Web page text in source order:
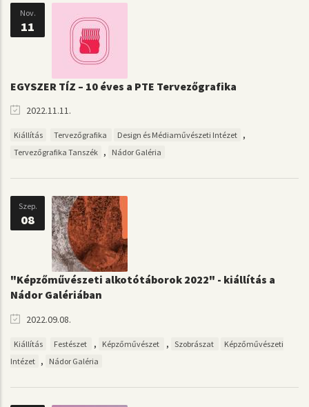
Nov.
11
EGYSZER TÍZ – 10 éves a PTE Tervezőgrafika
2022.11.11.
Kiállítás Tervezőgrafika Design és Médiaművészeti Intézet ,
Tervezőgrafika Tanszék , Nádor Galéria
Szep.
08
"Képzőművészeti alkotótáborok 2022" - kiállítás a
Nádor Galériában
2022.09.08.
Kiállítás Festészet , Képzőművészet , Szobrászat
Képzőművészeti
Intézet , Nádor Galéria